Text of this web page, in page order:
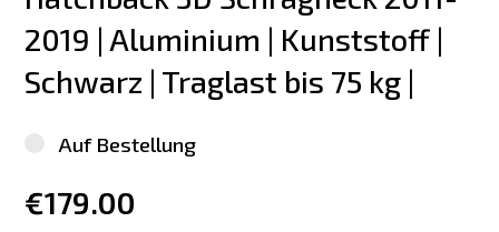
2019 | Aluminium | Kunststoff |
Schwarz | Traglast bis 75 kg |
Auf Bestellung
€179.00